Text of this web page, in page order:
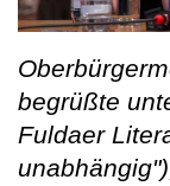
begrüßte
Fuldaer